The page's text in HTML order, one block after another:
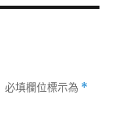
必填欄位標示為 *